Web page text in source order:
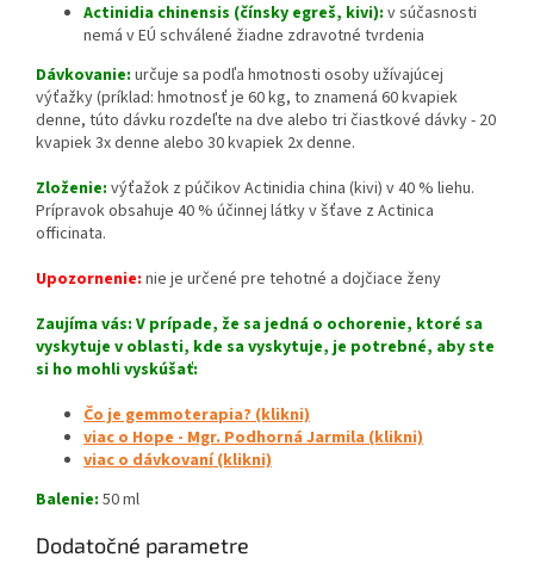
Actinidia chinensis (čínsky egreš, kivi): v súčasnosti
nemá v EÚ schválené žiadne zdravotné tvrdenia
Dávkovanie: určuje sa podľa hmotnosti osoby užívajúcej
výťažky (príklad: hmotnosť je 60 kg, to znamená 60 kvapiek
denne, túto dávku rozdeľte na dve alebo tri čiastkové dávky - 20
kvapiek 3x denne alebo 30 kvapiek 2x denne.
Zloženie: výťažok z púčikov Actinidia china (kivi) v 40 % liehu.
Prípravok obsahuje 40 % účinnej látky v šťave z Actinica
officinata.
Upozornenie: nie je určené pre tehotné a dojčiace ženy
Zaujíma vás: V prípade, že sa jedná o ochorenie, ktoré sa
vyskytuje v oblasti, kde sa vyskytuje, je potrebné, aby ste
si ho mohli vyskúšať:
Čo je gemmoterapia? (klikni)
viac o Hope - Mgr. Podhorná Jarmila (klikni)
viac o dávkovaní (klikni)
Balenie: 50 ml
Dodatočné parametre